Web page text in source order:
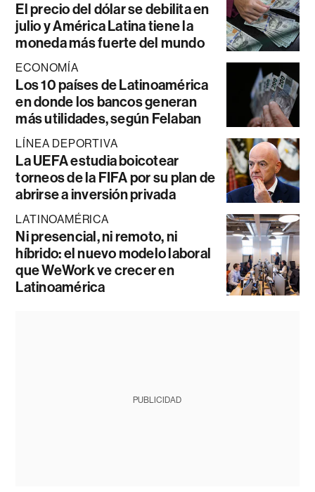
El precio del dólar se debilita en
julio y América Latina tiene la
moneda más fuerte del mundo
ECONOMÍA
Los 10 países de Latinoamérica
en donde los bancos generan
más utilidades, según Felaban
LÍNEA DEPORTIVA
La UEFA estudia boicotear
torneos de la FIFA por su plan de
abrirse a inversión privada
LATINOAMÉRICA
Ni presencial, ni remoto, ni
híbrido: el nuevo modelo laboral
que WeWork ve crecer en
Latinoamérica
PUBLICIDAD